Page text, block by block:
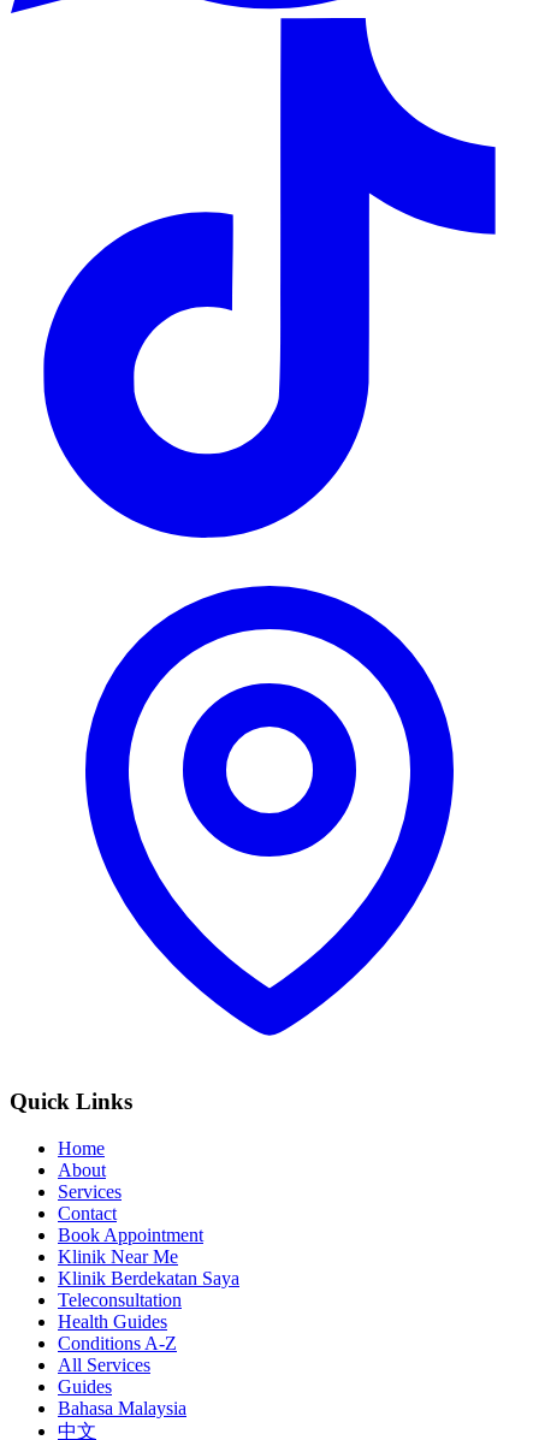
Quick Links
Home
About
Services
Contact
Book Appointment
Klinik Near Me
Klinik Berdekatan Saya
Teleconsultation
Health Guides
Conditions A-Z
All Services
Guides
Bahasa Malaysia
中文